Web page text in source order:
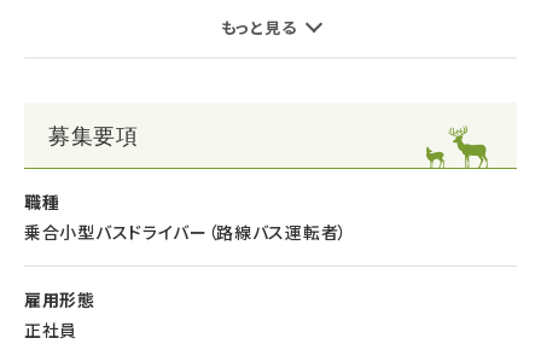
・住宅補助最大月5万円支給！（30歳までに入社の方対象）
・赴任手当新設！
関西圏以外の方を対象に最大30万円支給
ます。
○研修センターで専門指導員が丁寧に指導。
運転操作やお客様への接遇など、プロドライバーへの成長を支
援します！
頂きます
経験を積んで、高速バス（夜行・昼行）、リムジンバス、貸切バス
もっと見る
募集要項
職種
乗合小型バスドライバー（路線バス運転者）
雇用形態
正社員